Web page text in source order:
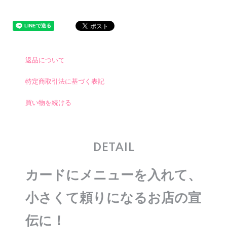
返品について
特定商取引法に基づく表記
買い物を続ける
DETAIL
カードにメニューを入れて、
小さくて頼りになるお店の宣
伝に！